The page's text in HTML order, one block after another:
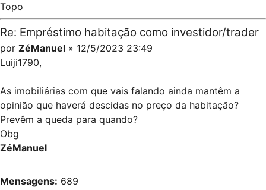
Topo
Re: Empréstimo habitação como investidor/trader
por ZéManuel » 12/5/2023 23:49
Luiji1790,
As imobiliárias com que vais falando ainda mantêm a
opinião que haverá descidas no preço da habitação?
Prevêm a queda para quando?
Obg
ZéManuel
Mensagens: 689